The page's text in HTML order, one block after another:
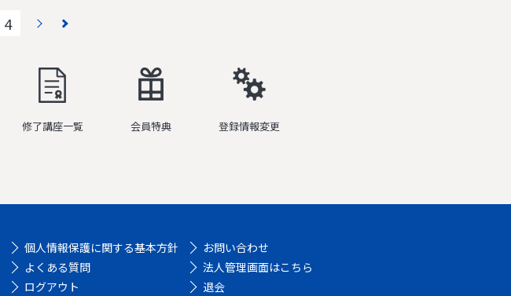
4
修了講座一覧 会員特典 登録情報変更
個人情報保護に関する基本方針
よくある質問
ログアウト
お問い合わせ
法人管理画面はこちら
退会